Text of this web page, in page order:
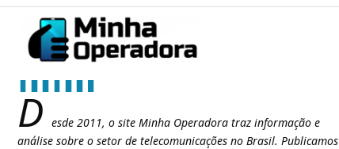
D esde 2011, o site Minha Operadora traz informação e
análise sobre o setor de telecomunicações no Brasil. Publicamos